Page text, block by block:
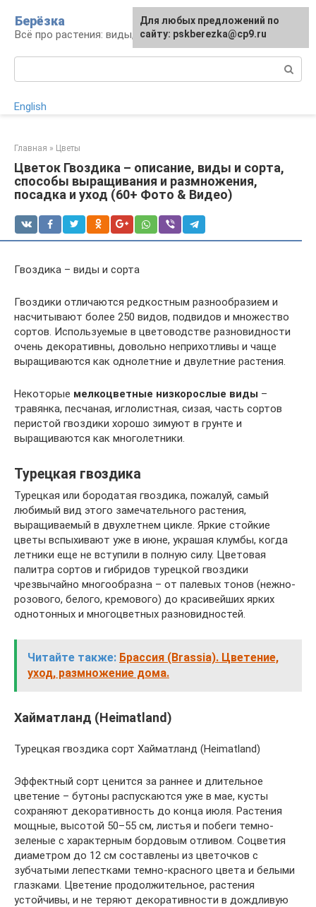
контенту
Берёзка
Всё про растения: виды, выращивание, уход
English
Главная » Цветы
Цветок Гвоздика – описание, виды и сорта,
способы выращивания и размножения,
посадка и уход (60+ Фото & Видео)
Гвоздика – виды и сорта
Гвоздики отличаются редкостным разнообразием и
насчитывают более 250 видов, подвидов и множество
сортов. Используемые в цветоводстве разновидности
очень декоративны, довольно неприхотливы и чаще
выращиваются как однолетние и двулетние растения.
Некоторые мелкоцветные низкорослые виды –
травянка, песчаная, иглолистная, сизая, часть сортов
перистой гвоздики хорошо зимуют в грунте и
выращиваются как многолетники.
Турецкая гвоздика
Турецкая или бородатая гвоздика, пожалуй, самый
любимый вид этого замечательного растения,
выращиваемый в двухлетнем цикле. Яркие стойкие
цветы вспыхивают уже в июне, украшая клумбы, когда
летники еще не вступили в полную силу. Цветовая
палитра сортов и гибридов турецкой гвоздики
чрезвычайно многообразна – от палевых тонов (нежно-
розового, белого, кремового) до красивейших ярких
однотонных и многоцветных разновидностей.
Читайте также: Брассия (Brassia). Цветение,
уход, размножение дома.
Хайматланд (Heimatland)
Турецкая гвоздика сорт Хайматланд (Heimatland)
Эффектный сорт ценится за раннее и длительное
цветение – бутоны распускаются уже в мае, кусты
сохраняют декоративность до конца июля. Растения
мощные, высотой 50–55 см, листья и побеги темно-
зеленые с характерным бордовым отливом. Соцветия
диаметром до 12 см составлены из цветочков с
зубчатыми лепестками темно-красного цвета и белыми
глазками. Цветение продолжительное, растения
устойчивы, и не теряют декоративности в дождливую
Для любых предложений по
сайту: pskberezka@cp9.ru